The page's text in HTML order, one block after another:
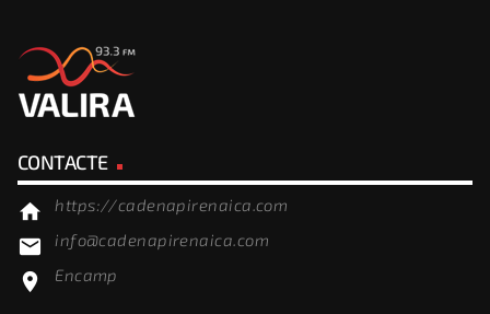
CONTACTE
home https://cadenapirenaica.com
email info@cadenapirenaica.com
location_on Encamp